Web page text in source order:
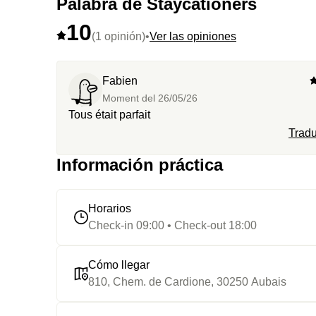
Palabra de Staycationers
10(1 opinión)•Ver las opiniones
Fabien
Moment del 26/05/26
Tous était parfait
Información práctica
Horarios
Check-in 09:00 • Check-out 18:00
Cómo llegar
810, Chem. de Cardione, 30250 Aubais